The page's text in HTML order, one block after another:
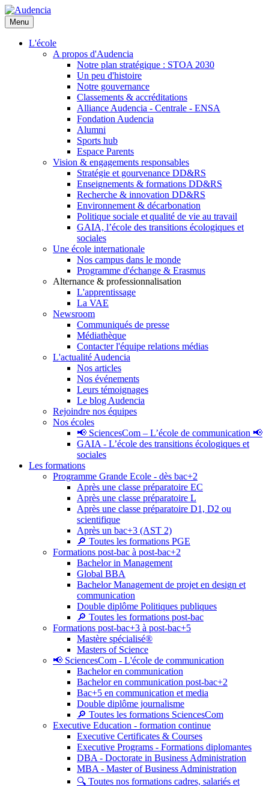
Aller
au
contenu
principal
Menu
L'école
A propos d'Audencia
Notre plan stratégique : STOA 2030
Un peu d'histoire
Notre gouvernance
Classements & accréditations
Alliance Audencia - Centrale - ENSA
Fondation Audencia
Alumni
Sports hub
Espace Parents
Vision & engagements responsables
Stratégie et gourvenance DD&RS
Enseignements & formations DD&RS
Recherche & innovation DD&RS
Environnement & décarbonation
Politique sociale et qualité de vie au travail
GAIA, l’école des transitions écologiques et
sociales
Une école internationale
Nos campus dans le monde
Programme d'échange & Erasmus
Alternance & professionnalisation
L'apprentissage
La VAE
Newsroom
Communiqués de presse
Médiathèque
Contacter l'équipe relations médias
L'actualité Audencia
Nos articles
Nos événements
Leurs témoignages
Le blog Audencia
Rejoindre nos équipes
Nos écoles
📢 SciencesCom – L’école de communication 📢
GAIA - L’école des transitions écologiques et
sociales
Les formations
Programme Grande Ecole - dès bac+2
Après une classe préparatoire EC
Après une classe préparatoire L
Après une classe préparatoire D1, D2 ou
scientifique
Après un bac+3 (AST 2)
🔎 Toutes les formations PGE
Formations post-bac à post-bac+2
Bachelor in Management
Global BBA
Bachelor Management de projet en design et
communication
Double diplôme Politiques publiques
🔎 Toutes les formations post-bac
Formations post-bac+3 à post-bac+5
Mastère spécialisé®
Masters of Science
📢 SciencesCom - L'école de communication
Bachelor en communication
Bachelor en communication post-bac+2
Bac+5 en communication et media
Double diplôme journalisme
🔎 Toutes les formations SciencesCom
Executive Education - formation continue
Executive Certificates & Courses
Executive Programs - Formations diplomantes
DBA - Doctorate in Business Administration
MBA - Master of Business Administration
🔍 Toutes nos formations cadres, salariés et